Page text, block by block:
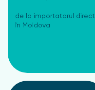
de la importatorul direct
în Moldova